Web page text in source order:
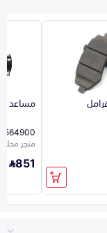
مساعد
متجر محلي
851